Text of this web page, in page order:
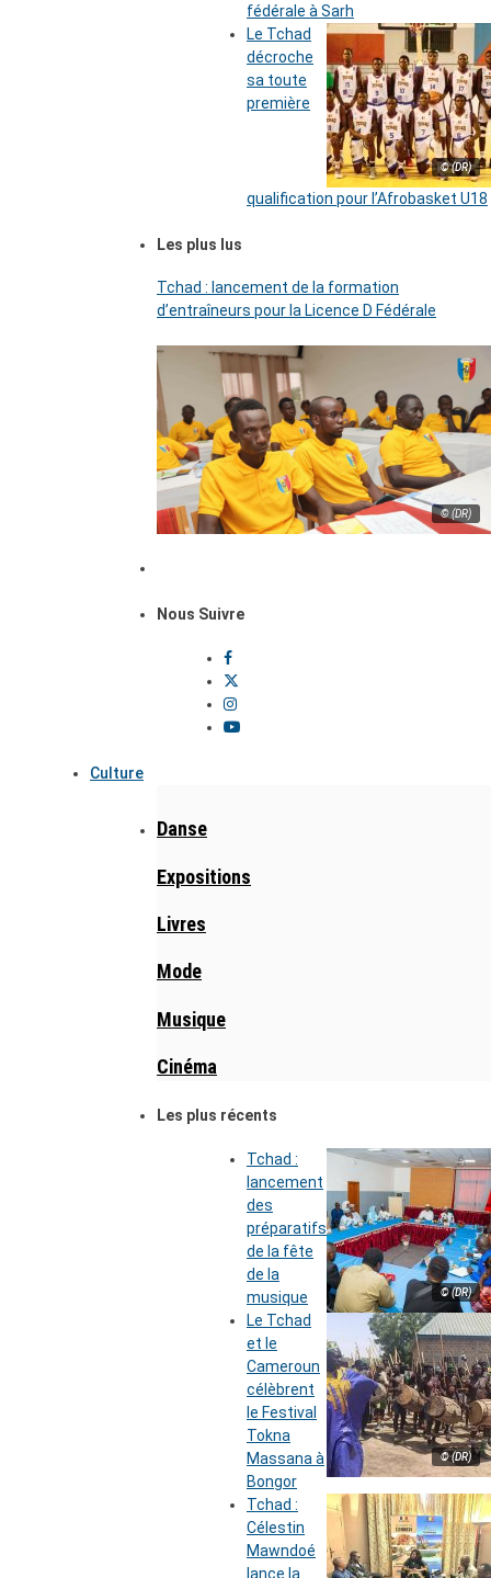
fédérale à Sarh
© (DR)
Le Tchad
décroche
sa toute
première
qualification pour l’Afrobasket U18
Les plus lus
Tchad : lancement de la formation
d’entraîneurs pour la Licence D Fédérale
© (DR)
Nous Suivre
Culture
Danse
Expositions
Livres
Mode
Musique
Cinéma
Les plus récents
© (DR)
Tchad :
lancement
des
préparatifs
de la fête
de la
musique
© (DR)
Le Tchad
et le
Cameroun
célèbrent
le Festival
Tokna
Massana à
Bongor
Tchad :
Célestin
Mawndoé
lance la